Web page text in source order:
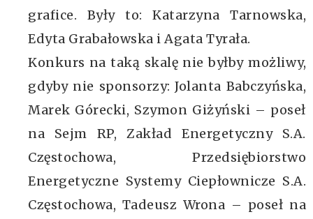
grafice. Były to: Katarzyna Tarnowska,
Edyta Grabałowska i Agata Tyrała.
Konkurs na taką skalę nie byłby możliwy,
gdyby nie sponsorzy: Jolanta Babczyńska,
Marek Górecki, Szymon Giżyński – poseł
na Sejm RP, Zakład Energetyczny S.A.
Częstochowa, Przedsiębiorstwo
Energetyczne Systemy Ciepłownicze S.A.
Częstochowa, Tadeusz Wrona – poseł na